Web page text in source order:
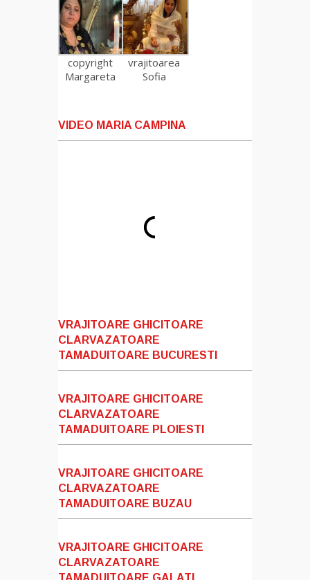
copyright
Margareta
vrajitoarea
Sofia
VIDEO MARIA CAMPINA
VRAJITOARE GHICITOARE
CLARVAZATOARE
TAMADUITOARE BUCURESTI
VRAJITOARE GHICITOARE
CLARVAZATOARE
TAMADUITOARE PLOIESTI
VRAJITOARE GHICITOARE
CLARVAZATOARE
TAMADUITOARE BUZAU
VRAJITOARE GHICITOARE
CLARVAZATOARE
TAMADUITOARE GALATI